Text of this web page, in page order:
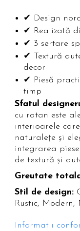
✔ Design
✔ Realizată
✔ 3 sertare
✔ Textură
decor
✔ Piesă
timp
Sfatul
cu ratan este
interioarele
naturalețe și
integrarea
de textură și
Greutate
Stil de design:
Rustic, Modern,
Informatii